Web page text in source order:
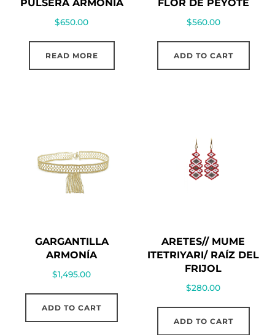
PULSERA ARMONÍA
$650.00
READ MORE
FLOR DE PEYOTE
$560.00
ADD TO CART
GARGANTILLA
ARMONÍA
$1,495.00
ADD TO CART
ARETES// MUME
ITETRIYARI/ RAÍZ DEL
FRIJOL
$280.00
ADD TO CART